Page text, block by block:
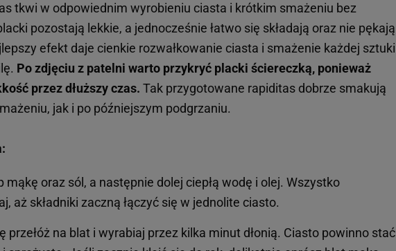
tkwi w odpowiednim wyrobieniu ciasta i krótkim smażeniu bez
pozostają lekkie, a jednocześnie łatwo się składają oraz nie pękają
efekt daje cienkie rozwałkowanie ciasta i smażenie każdej sztuki
Po zdjęciu z patelni warto przykryć placki ściereczką, ponieważ
przez dłuższy czas. Tak przygotowane rapiditas dobrze smakują
jak i po późniejszym podgrzaniu.
mąkę oraz sól, a następnie dolej ciepłą wodę i olej. Wszystko
aż składniki zaczną łączyć się w jednolite ciasto.
przełóż na blat i wyrabiaj przez kilka minut dłonią. Ciasto powinno stać